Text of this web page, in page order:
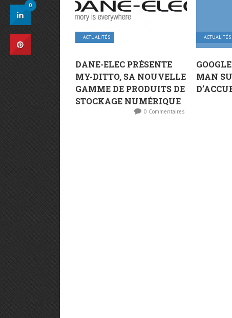
ACTUALITÉS
DANE-ELEC PRÉSENTE
MY-DITTO, SA NOUVELLE
GAMME DE PRODUITS DE
STOCKAGE NUMÉRIQUE
0 Commentaires
ACTUALITÉS
MAN
0